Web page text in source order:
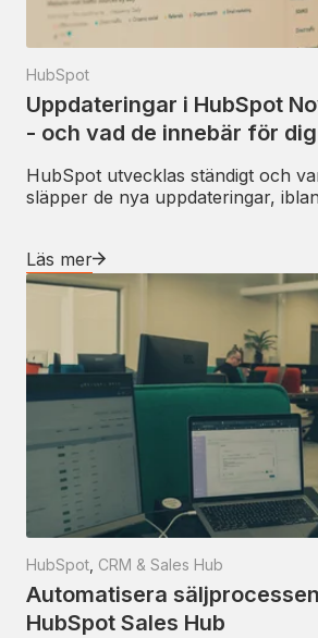
HubSpot
Uppdateringar i HubSpot
- och vad de innebär för dig
HubSpot utvecklas ständigt och
släpper de nya uppdateringar,
Läs mer
HubSpot CRM & Sales Hub
Automatisera
HubSpot Sales Hub